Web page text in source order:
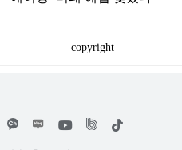
copyright
위
틱